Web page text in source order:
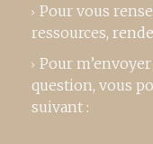
Pour vous
ressources,
Pour
question, vous
suivant :